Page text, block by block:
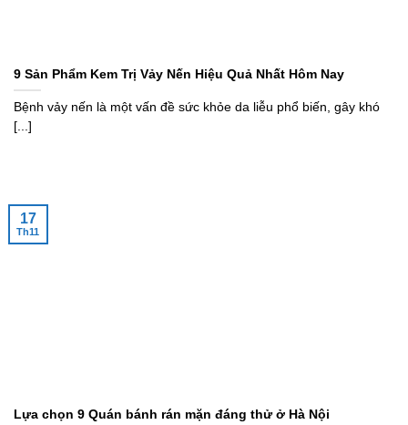
9 Sản Phẩm Kem Trị Vảy Nến Hiệu Quả Nhất Hôm Nay
Bệnh vảy nến là một vấn đề sức khỏe da liễu phổ biến, gây khó
[...]
Lựa chọn 9 Quán bánh rán mặn đáng thử ở Hà Nội
17
Th11